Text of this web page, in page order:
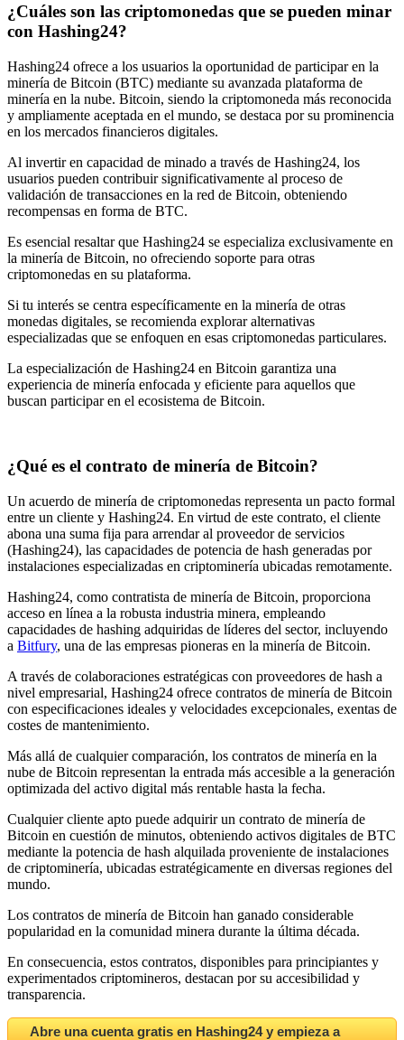
¿Cuáles son las criptomonedas que se pueden minar
con Hashing24?
Hashing24 ofrece a los usuarios la oportunidad de participar en la
minería de Bitcoin (BTC) mediante su avanzada plataforma de
minería en la nube. Bitcoin, siendo la criptomoneda más reconocida
y ampliamente aceptada en el mundo, se destaca por su prominencia
en los mercados financieros digitales.
Al invertir en capacidad de minado a través de Hashing24, los
usuarios pueden contribuir significativamente al proceso de
validación de transacciones en la red de Bitcoin, obteniendo
recompensas en forma de BTC.
Es esencial resaltar que Hashing24 se especializa exclusivamente en
la minería de Bitcoin, no ofreciendo soporte para otras
criptomonedas en su plataforma.
Si tu interés se centra específicamente en la minería de otras
monedas digitales, se recomienda explorar alternativas
especializadas que se enfoquen en esas criptomonedas particulares.
La especialización de Hashing24 en Bitcoin garantiza una
experiencia de minería enfocada y eficiente para aquellos que
buscan participar en el ecosistema de Bitcoin.
¿Qué es el contrato de minería de Bitcoin?
Un acuerdo de minería de criptomonedas representa un pacto formal
entre un cliente y Hashing24. En virtud de este contrato, el cliente
abona una suma fija para arrendar al proveedor de servicios
(Hashing24), las capacidades de potencia de hash generadas por
instalaciones especializadas en criptominería ubicadas remotamente.
Hashing24, como contratista de minería de Bitcoin, proporciona
acceso en línea a la robusta industria minera, empleando
capacidades de hashing adquiridas de líderes del sector, incluyendo
a Bitfury, una de las empresas pioneras en la minería de Bitcoin.
A través de colaboraciones estratégicas con proveedores de hash a
nivel empresarial, Hashing24 ofrece contratos de minería de Bitcoin
con especificaciones ideales y velocidades excepcionales, exentas de
costes de mantenimiento.
Más allá de cualquier comparación, los contratos de minería en la
nube de Bitcoin representan la entrada más accesible a la generación
optimizada del activo digital más rentable hasta la fecha.
Cualquier cliente apto puede adquirir un contrato de minería de
Bitcoin en cuestión de minutos, obteniendo activos digitales de BTC
mediante la potencia de hash alquilada proveniente de instalaciones
de criptominería, ubicadas estratégicamente en diversas regiones del
mundo.
Los contratos de minería de Bitcoin han ganado considerable
popularidad en la comunidad minera durante la última década.
En consecuencia, estos contratos, disponibles para principiantes y
experimentados criptomineros, destacan por su accesibilidad y
transparencia.
Abre una cuenta gratis en Hashing24 y empieza a